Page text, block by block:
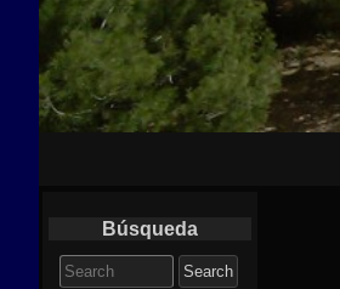
Búsqueda
Search